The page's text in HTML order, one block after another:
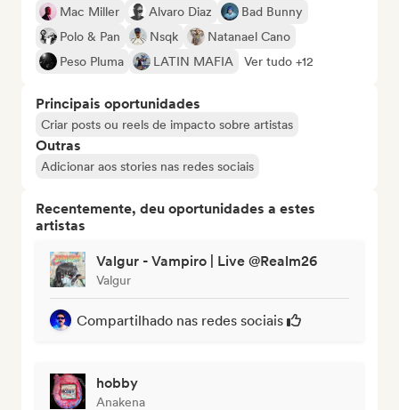
Mac Miller Alvaro Diaz
Bad Bunny
Polo & Pan
Nsqk
Natanael Cano
Peso Pluma
LATIN MAFIA Ver tudo +12
Principais oportunidades
Criar posts ou reels de impacto sobre artistas
Outras
Adicionar aos stories nas redes sociais
Recentemente, deu oportunidades a estes
artistas
Valgur - Vampiro | Live @Realm26
Valgur
Compartilhado nas redes sociais
hobby
Anakena